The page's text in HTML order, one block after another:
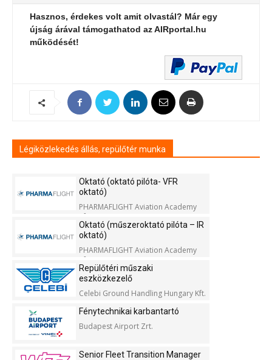
Hasznos, érdekes volt amit olvastál? Már egy
újság árával támogathatod az AIRportal.hu
működését!
Légiközlekedés állás, repülőtér munka
Oktató (oktató pilóta- VFR
oktató)
PHARMAFLIGHT Aviation Academy
Kft.
Oktató (műszeroktató pilóta – IR
oktató)
PHARMAFLIGHT Aviation Academy
Kft.
Repülőtéri műszaki
eszközkezelő
Celebi Ground Handling Hungary Kft.
Fénytechnikai karbantartó
Budapest Airport Zrt.
Senior Fleet Transition Manager